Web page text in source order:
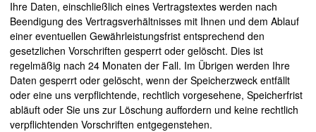
Ihre Daten, einschließlich eines Vertragstextes werden nach
Beendigung des Vertragsverhältnisses mit Ihnen und dem Ablauf
einer eventuellen Gewährleistungsfrist entsprechend den
gesetzlichen Vorschriften gesperrt oder gelöscht. Dies ist
regelmäßig nach 24 Monaten der Fall. Im Übrigen werden Ihre
Daten gesperrt oder gelöscht, wenn der Speicherzweck entfällt
oder eine uns verpflichtende, rechtlich vorgesehene, Speicherfrist
abläuft oder Sie uns zur Löschung auffordern und keine rechtlich
verpflichtenden Vorschriften entgegenstehen.